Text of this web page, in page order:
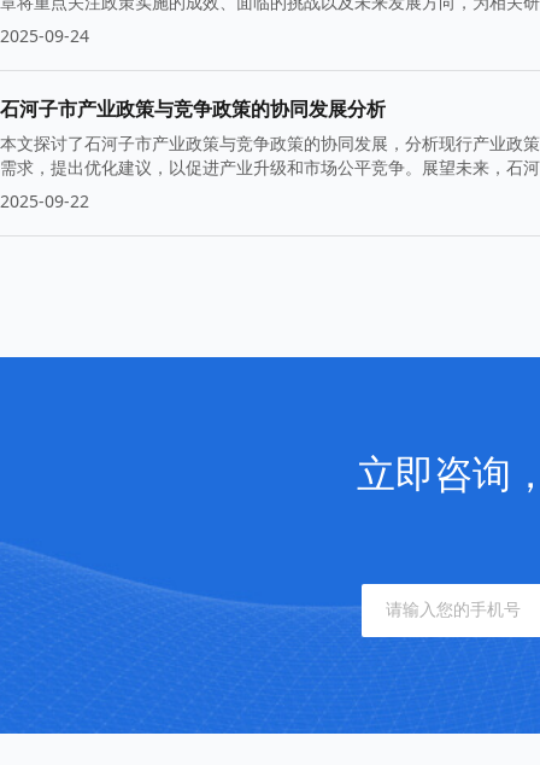
2025-09-24
石河子市产业政策与竞争政策的协同发展分析
本文探讨了石河子市产业政策与竞争政策的协同发展，分析现行产业政
需求，提出优化建议，以促进产业升级和市场公平竞争。展望未来，石
2025-09-22
立即咨询